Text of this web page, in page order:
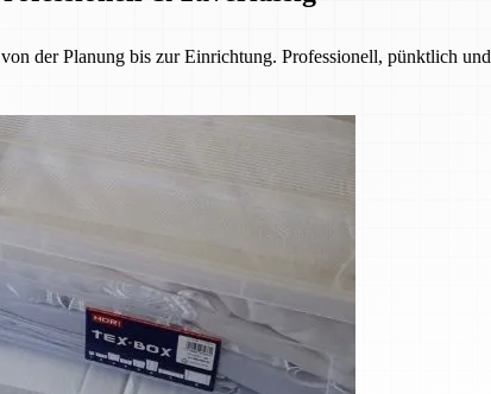
der Planung bis zur Einrichtung. Professionell, pünktlich